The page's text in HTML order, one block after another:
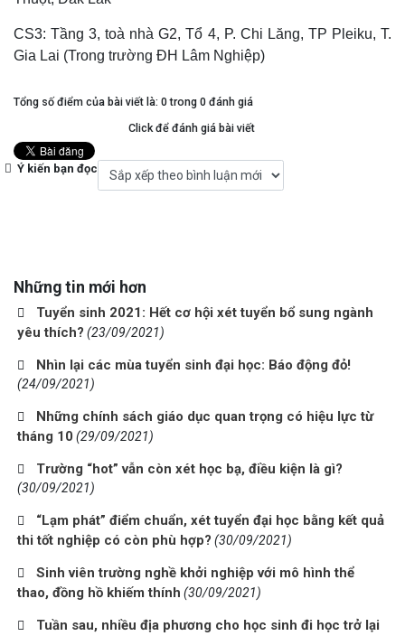
CS3: Tầng 3, toà nhà G2, Tổ 4, P. Chi Lăng, TP Pleiku, T.
Gia Lai (Trong trường ĐH Lâm Nghiệp)
Tổng số điểm của bài viết là: 0 trong 0 đánh giá
Click để đánh giá bài viết
Ý kiến bạn đọc
Những tin mới hơn
Tuyển sinh 2021: Hết cơ hội xét tuyển bổ sung ngành
yêu thích? (23/09/2021)
Nhìn lại các mùa tuyển sinh đại học: Báo động đỏ!
(24/09/2021)
Những chính sách giáo dục quan trọng có hiệu lực từ
tháng 10 (29/09/2021)
Trường “hot” vẫn còn xét học bạ, điều kiện là gì?
(30/09/2021)
“Lạm phát” điểm chuẩn, xét tuyển đại học bằng kết quả
thi tốt nghiệp có còn phù hợp? (30/09/2021)
Sinh viên trường nghề khởi nghiệp với mô hình thể
thao, đồng hồ khiếm thính (30/09/2021)
Tuần sau, nhiều địa phương cho học sinh đi học trở lại